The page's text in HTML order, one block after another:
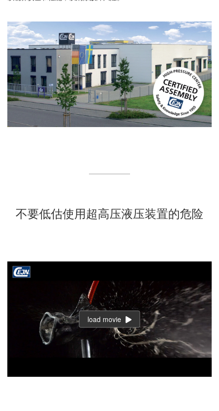
不要低估使用超高压液压装置的危险
load movie